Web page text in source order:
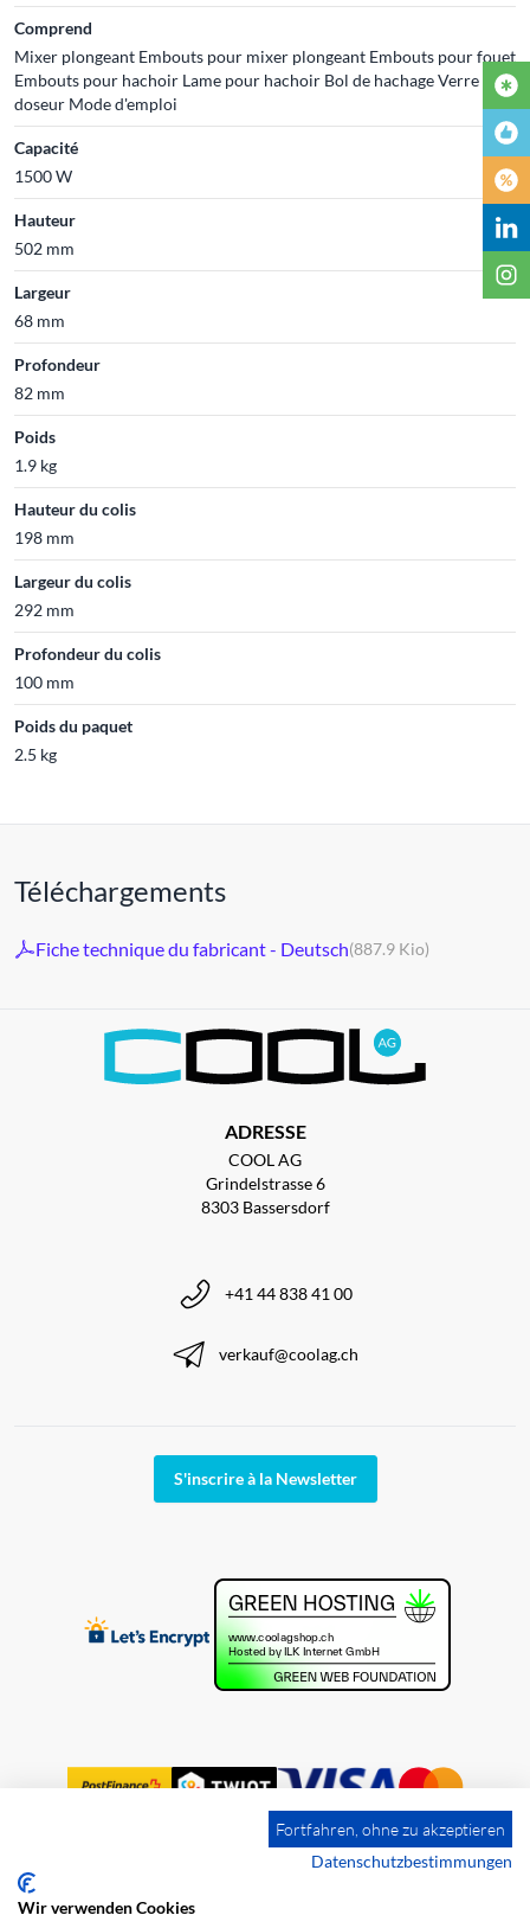
Comprend
Mixer plongeant Embouts pour mixer plongeant Embouts pour fouet
Embouts pour hachoir Lame pour hachoir Bol de hachage Verre
doseur Mode d'emploi
Capacité
1500 W
Hauteur
502 mm
Largeur
68 mm
Profondeur
82 mm
Poids
1.9 kg
Hauteur du colis
198 mm
Largeur du colis
292 mm
Profondeur du colis
100 mm
Poids du paquet
2.5 kg
Téléchargements
Fiche technique du fabricant - Deutsch(887.9 Kio)
ADRESSE
COOL AG
Grindelstrasse 6
8303 Bassersdorf
+41 44 838 41 00
verkauf@coolag.ch
S'inscrire à la Newsletter
Fortfahren, ohne zu akzeptieren
Datenschutzbestimmungen
Wir verwenden Cookies